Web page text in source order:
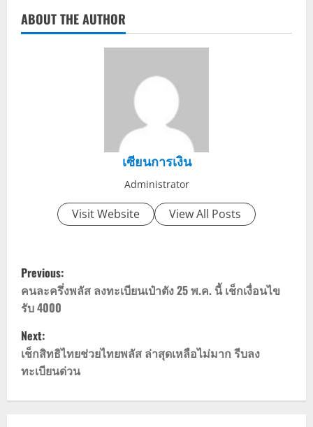
ABOUT THE AUTHOR
เซียนการเงิน
Administrator
Visit Website View All Posts
P
o
s
t
n
Previous:
คนละครึ่งพลัส ลงทะเบียนเป๋าตัง 25 พ.ค. นี้ เช็กเงื่อนไข
รับ 4000
Next:
เช็กสิทธิไทยช่วยไทยพลัส ล่าสุดเหลือไม่มาก รีบลง
ทะเบียนด่วน